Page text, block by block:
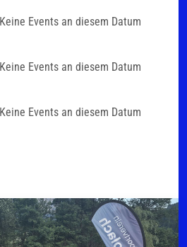
Keine Events an diesem Datum
Keine Events an diesem Datum
Keine Events an diesem Datum